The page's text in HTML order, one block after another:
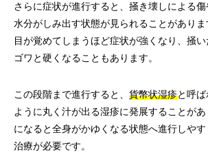
さらに症状が進行すると、掻き壊しによる
水分がしみ出す状態が見られることがあり
目が覚めてしまうほど症状が強くなり、掻
ゴワと硬くなることもあります。
この段階まで進行すると、 貨幣状湿疹と呼
ように丸く汁が出る湿疹に発展することが
になると全身がかゆくなる状態へ進行しや
治療が必要です。